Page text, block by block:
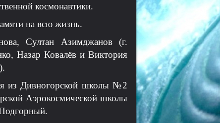
космонавтики.
на всю жизнь.
Султан Азимджанов (г.
Назар Ковалёв и Виктория
из Дивногорской школы №2
Аэрокосмической школы